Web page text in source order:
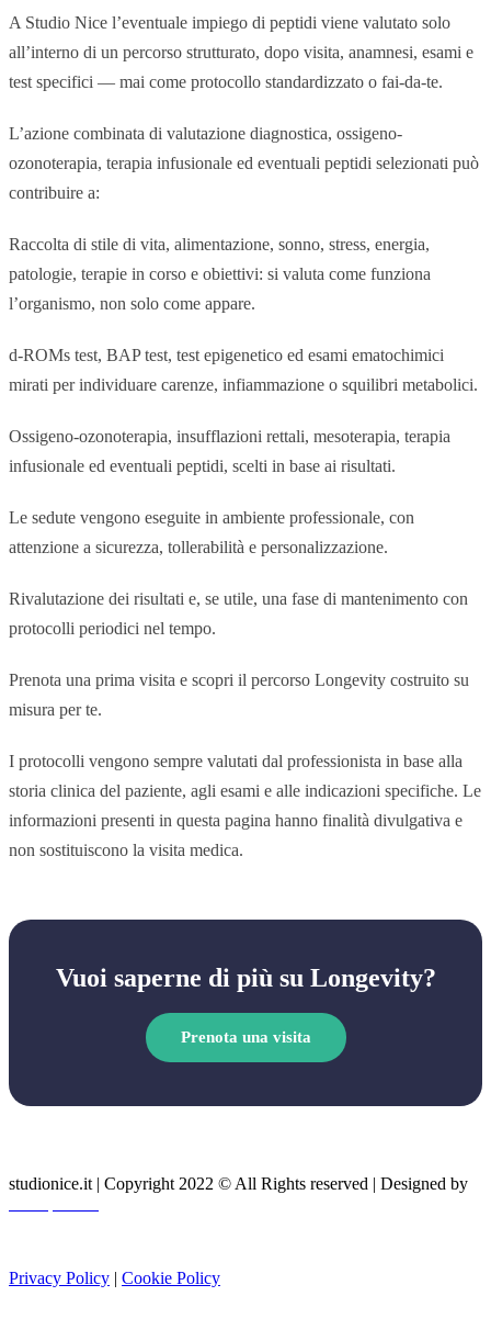
A Studio Nice l’eventuale impiego di peptidi viene valutato solo
all’interno di un percorso strutturato, dopo visita, anamnesi, esami e
test specifici — mai come protocollo standardizzato o fai-da-te.
L’azione combinata di valutazione diagnostica, ossigeno-
ozonoterapia, terapia infusionale ed eventuali peptidi selezionati può
contribuire a:
Raccolta di stile di vita, alimentazione, sonno, stress, energia,
patologie, terapie in corso e obiettivi: si valuta come funziona
l’organismo, non solo come appare.
d-ROMs test, BAP test, test epigenetico ed esami ematochimici
mirati per individuare carenze, infiammazione o squilibri metabolici.
Ossigeno-ozonoterapia, insufflazioni rettali, mesoterapia, terapia
infusionale ed eventuali peptidi, scelti in base ai risultati.
Le sedute vengono eseguite in ambiente professionale, con
attenzione a sicurezza, tollerabilità e personalizzazione.
Rivalutazione dei risultati e, se utile, una fase di mantenimento con
protocolli periodici nel tempo.
Prenota una prima visita e scopri il percorso Longevity costruito su
misura per te.
I protocolli vengono sempre valutati dal professionista in base alla
storia clinica del paziente, agli esami e alle indicazioni specifiche. Le
informazioni presenti in questa pagina hanno finalità divulgativa e
non sostituiscono la visita medica.
Vuoi saperne di più su Longevity?
Prenota una visita
studionice.it | Copyright 2022 © All Rights reserved | Designed by
Privacy Policy | Cookie Policy